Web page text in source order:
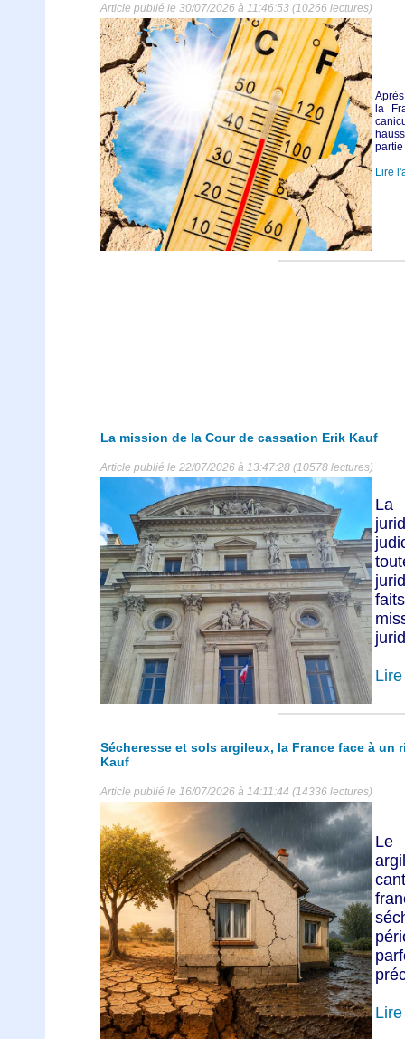
Article publié le 30/07/2026 à 11:46:53 (10266 lectures)
la
partie
Lire
La mission de la Cour de cassation Erik Kauf
Article publié le 22/07/2026 à 13:47:28 (10578 lectures)
La
Sécheresse et sols argileux, la France face à
Kauf
Article publié le 16/07/2026 à 14:11:44 (14336 lectures)
Le